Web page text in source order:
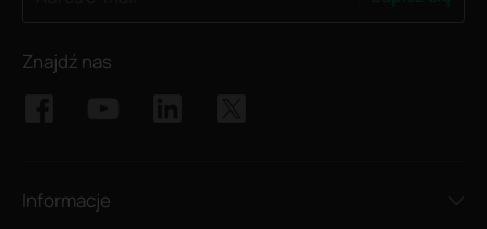
Znajdź nas
Informacje